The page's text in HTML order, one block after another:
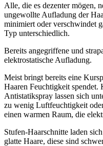
Alle, die es dezenter mögen,
ungewollte Aufladung der
minimiert oder verschwindet
Typ unterschiedlich.
Bereits angegriffene und
elektrostatische Aufladung.
Meist bringt bereits eine
Haaren Feuchtigkeit spendet.
Antistatikspray lassen sich
zu wenig Luftfeuchtigkeit
einen warmen Raum, die
Stufen-Haarschnitte laden
glatte Haare, diese sind